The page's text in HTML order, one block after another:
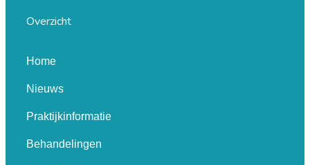
Overzicht
Home
Nieuws
Praktijkinformatie
Behandelingen